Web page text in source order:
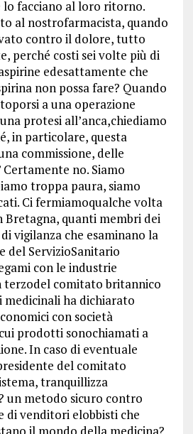
lo facciano al loro ritorno.
al nostrofarmacista, quando
contro il dolore, tutto
perché costi sei volte più di
edesattamente che
non possa fare? Quando
a una operazione
protesi all’anca,chiediamo
in particolare, questa
commissione, delle
no. Siamo
troppa paura, siamo
Ci fermiamoqualche volta
Bretagna, quanti membri dei
vigilanza che esaminano la
del ServizioSanitario
con le industrie
terzodel comitato britannico
medicinali ha dichiarato
con società
prodotti sonochiamati a
In caso di eventuale
del comitato
tranquillizza
un metodo sicuro contro
di venditori elobbisti che